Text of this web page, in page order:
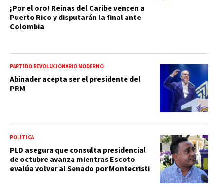
¡Por el oro! Reinas del Caribe vencen a
Puerto Rico y disputarán la final ante
Colombia
PARTIDO REVOLUCIONARIO MODERNO
Abinader acepta ser el presidente del
PRM
POLÍTICA
PLD asegura que consulta presidencial
de octubre avanza mientras Escoto
evalúa volver al Senado por Montecristi